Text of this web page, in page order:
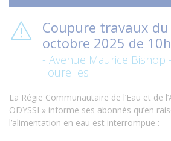
Coupure travaux
octobre 2025 de
- Avenue Maurice Bishop
Tourelles
La Régie Communautaire de l’Eau et de
ODYSSI » informe ses abonnés qu’en
l’alimentation en eau est interrompue :